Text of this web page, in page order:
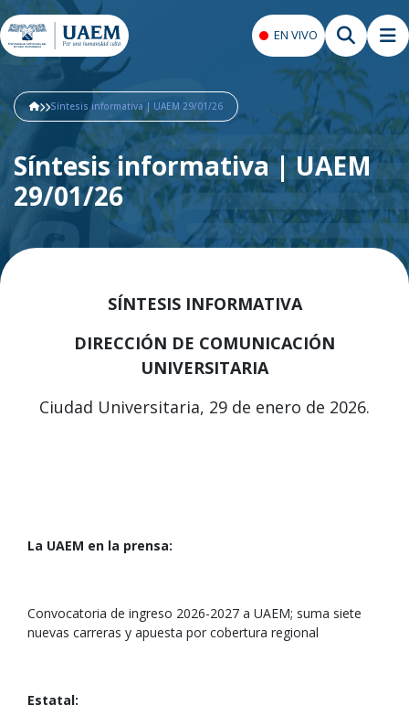
EN VIVO
Síntesis informativa | UAEM 29/01/26
Síntesis informativa | UAEM
29/01/26
SÍNTESIS INFORMATIVA
DIRECCIÓN DE COMUNICACIÓN
UNIVERSITARIA
Ciudad Universitaria, 29 de enero de 2026.
La UAEM en la prensa:
Convocatoria de ingreso 2026-2027 a UAEM; suma siete
nuevas carreras y apuesta por cobertura regional
Estatal: